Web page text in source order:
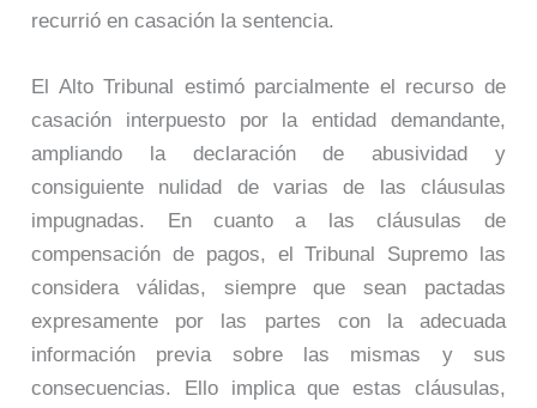
recurrió en casación la sentencia.
El Alto Tribunal estimó parcialmente el recurso de
casación interpuesto por la entidad demandante,
ampliando la declaración de abusividad y
consiguiente nulidad de varias de las cláusulas
impugnadas. En cuanto a las cláusulas de
compensación de pagos, el Tribunal Supremo las
considera válidas, siempre que sean pactadas
expresamente por las partes con la adecuada
información previa sobre las mismas y sus
consecuencias. Ello implica que estas cláusulas,